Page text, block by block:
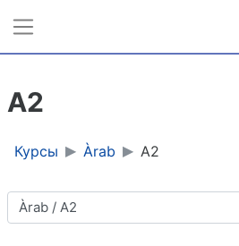
A2
Курсы Àrab A2
Категории курсов